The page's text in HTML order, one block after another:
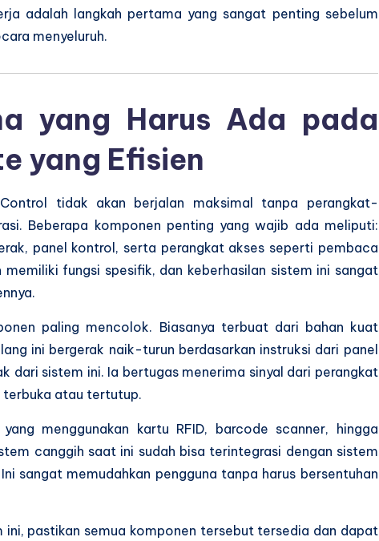
adalah langkah pertama yang sangat penting sebelum
menyeluruh.
yang Harus Ada pada
yang Efisien
tidak akan berjalan maksimal tanpa perangkat-
Beberapa komponen penting yang wajib ada meliputi:
panel kontrol, serta perangkat akses seperti pembaca
fungsi spesifik, dan keberhasilan sistem ini sangat
paling mencolok. Biasanya terbuat dari bahan kuat
ini bergerak naik-turun berdasarkan instruksi dari panel
dari sistem ini. Ia bertugas menerima sinyal dari perangkat
terbuka atau tertutup.
menggunakan kartu RFID, barcode scanner, hingga
canggih saat ini sudah bisa terintegrasi dengan sistem
sangat memudahkan pengguna tanpa harus bersentuhan
ini, pastikan semua komponen tersebut tersedia dan dapat